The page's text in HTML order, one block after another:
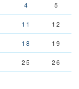
4 5
11 12
18 19
25 26